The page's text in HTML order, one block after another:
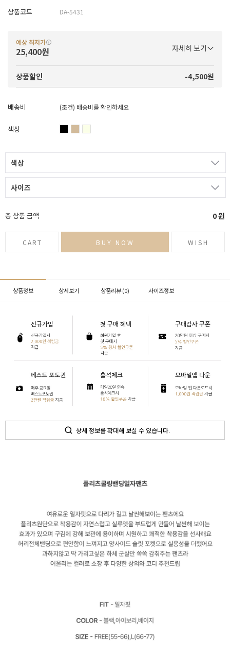
상품코드 DA-5431
예상 최저가
25,400원 자세히 보기
상품할인 -4,500원
배송비 (조건) 배송비를 확인하세요
색상
색상
사이즈
총 상품 금액 0원
CART BUY NOW WISH
상품정보 상세보기 상품리뷰 (0) 사이즈정보
상세 정보를 확대해 보실 수 있습니다.